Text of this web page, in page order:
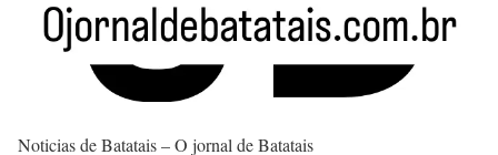
Noticias de Batatais – O jornal de Batatais